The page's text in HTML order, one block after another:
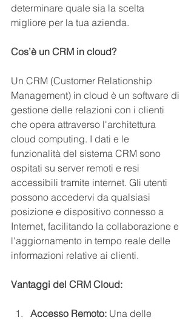
determinare quale sia la scelta
migliore per la tua azienda.
Cos’è un CRM in cloud?
Un CRM (Customer Relationship
Management) in cloud è un software di
gestione delle relazioni con i clienti
che opera attraverso l'architettura
cloud computing. I dati e le
funzionalità del sistema CRM sono
ospitati su server remoti e resi
accessibili tramite internet. Gli utenti
possono accedervi da qualsiasi
posizione e dispositivo connesso a
Internet, facilitando la collaborazione e
l'aggiornamento in tempo reale delle
informazioni relative ai clienti.
Vantaggi del CRM Cloud:
Accesso Remoto: Una delle